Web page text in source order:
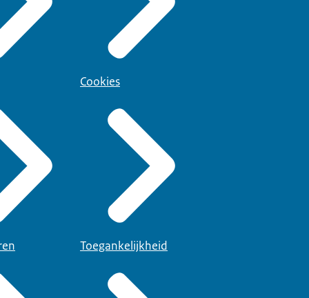
Cookies
Toegankelijkheid